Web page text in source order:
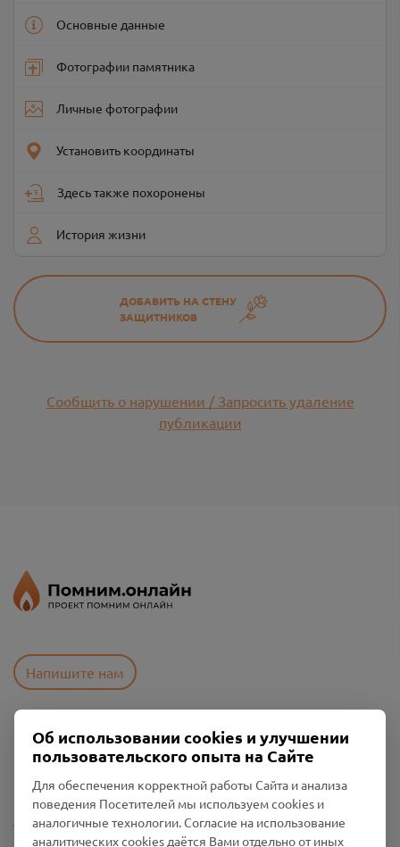
Основные данные
Фотографии памятника
Личные фотографии
Установить координаты
Здесь также похоронены
История жизни
ДОБАВИТЬ НА СТЕНУ
ЗАЩИТНИКОВ
Сообщить о нарушении / Запросить удаление
публикации
Напишите нам
Пользовательское соглашение
Политика конфиденциальности
Промо-материалы
Настройки cookies
Об использовании cookies и улучшении
пользовательского опыта на Сайте
Для обеспечения корректной работы Сайта и анализа
поведения Посетителей мы используем cookies и
аналогичные технологии. Согласие на использование
аналитических cookies даётся Вами отдельно от иных